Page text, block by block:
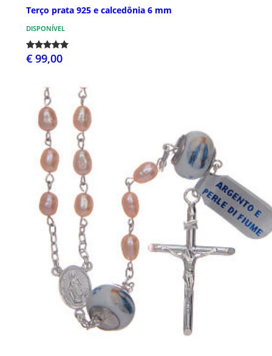
Terço prata 925 e calcedônia 6 mm
DISPONÍVEL
€ 99,00